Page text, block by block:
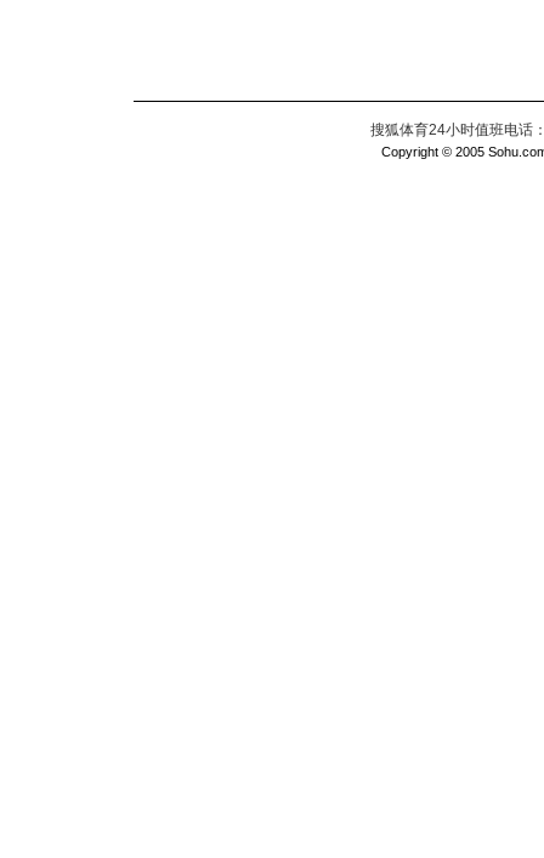
搜狐体育24小时值班电话
Copyright © 2005